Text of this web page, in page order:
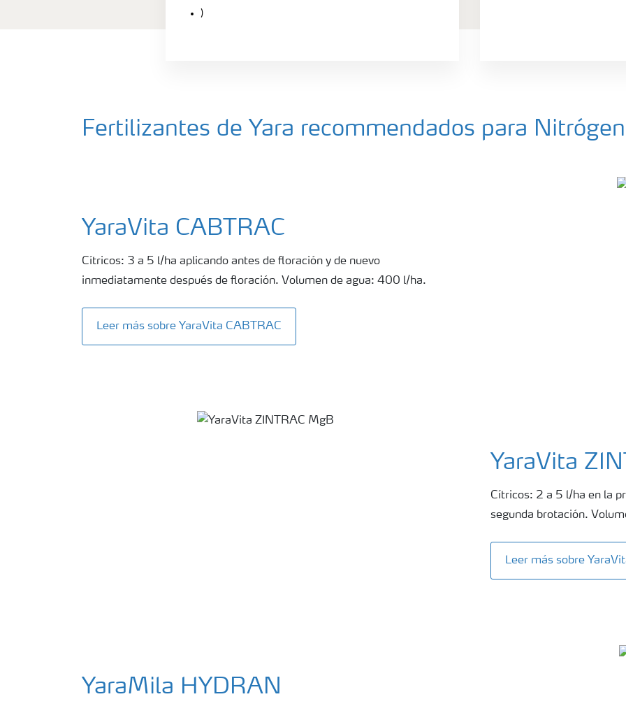
)
Fertilizantes de Yara recommendados para
YaraVita CABTRAC
Cítricos: 3 a 5 l/ha aplicando antes de floración y de nuevo
inmediatamente después de floración. Volumen de agua: 400 l/ha.
Leer más sobre YaraVita CABTRAC
YaraVita
Cítricos: 2 a 5 l/ha en la
segunda brotación.
Leer más sobre
YaraMila HYDRAN